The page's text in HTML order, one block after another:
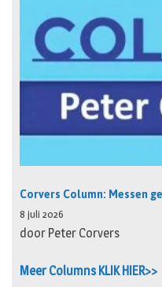
Corvers Column: Messen
8 juli 2026
door Peter Corvers
Meer Columns KLIK HIER>>